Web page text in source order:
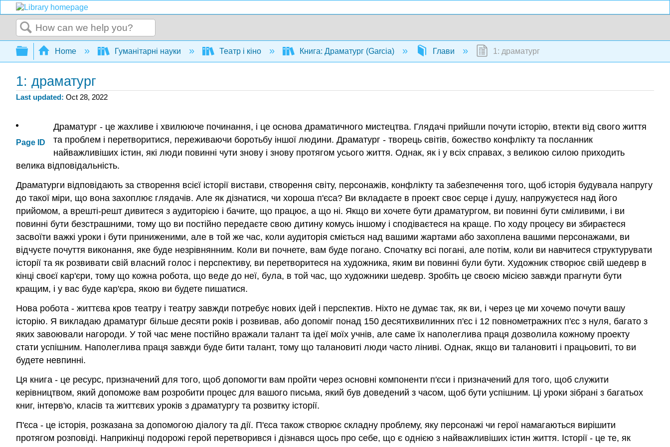
Search
Expand/collapse global hierarchy
Home Гуманітарні науки Театр і кіно Книга: Драматург (Garcia) Глави 1: драматург
1: драматург
Last updated Oct 28, 2022
Page ID
Драматург - це жахливе і хвилююче починання, і це основа драматичного мистецтва. Глядачі прийшли почути історію, втекти від свого життя
та проблем і перетворитися, переживаючи боротьбу іншої людини. Драматург - творець світів, божество конфлікту та посланник
найважливіших істин, які люди повинні чути знову і знову протягом усього життя. Однак, як і у всіх справах, з великою силою приходить
велика відповідальність.
Драматурги відповідають за створення всієї історії вистави, створення світу, персонажів, конфлікту та забезпечення того, щоб історія будувала напругу
до такої міри, що вона захоплює глядачів. Але як дізнатися, чи хороша п'єса? Ви вкладаєте в проект своє серце і душу, напружуєтеся над його
прийомом, а врешті-решт дивитеся з аудиторією і бачите, що працює, а що ні. Якщо ви хочете бути драматургом, ви повинні бути сміливими, і ви
повинні бути безстрашними, тому що ви постійно передаєте свою дитину комусь іншому і сподіваєтеся на краще. По ходу процесу ви збираєтеся
засвоїти важкі уроки і бути приниженими, але в той же час, коли аудиторія сміється над вашими жартами або захоплена вашими персонажами, ви
відчуєте почуття виконання, яке буде незрівнянним. Коли ви почнете, вам буде погано. Спочатку всі погані, але потім, коли ви навчитеся структурувати
історії та як розвивати свій власний голос і перспективу, ви перетворитеся на художника, яким ви повинні були бути. Художник створює свій шедевр в
кінці своєї кар'єри, тому що кожна робота, що веде до неї, була, в той час, що художники шедевр. Зробіть це своєю місією завжди прагнути бути
кращим, і у вас буде кар'єра, якою ви будете пишатися.
Нова робота - життєва кров театру і театру завжди потребує нових ідей і перспектив. Ніхто не думає так, як ви, і через це ми хочемо почути вашу
історію. Я викладаю драматург більше десяти років і розвивав, або допоміг понад 150 десятихвилинних п'єс і 12 повнометражних п'єс з нуля, багато з
яких завоювали нагороди. У той час мене постійно вражали талант та ідеї моїх учнів, але саме їх наполеглива праця дозволила кожному проекту
стати успішним. Наполеглива праця завжди буде бити талант, тому що талановиті люди часто ліниві. Однак, якщо ви талановиті і працьовиті, то ви
будете невпинні.
Ця книга - це ресурс, призначений для того, щоб допомогти вам пройти через основні компоненти п'єси і призначений для того, щоб служити
керівництвом, який допоможе вам розробити процес для вашого письма, який був доведений з часом, щоб бути успішним. Ці уроки зібрані з багатьох
книг, інтерв'ю, класів та життєвих уроків з драматургу та розвитку історії.
П'єса - це історія, розказана за допомогою діалогу та дії. П'єса також створює складну проблему, яку персонажі чи герої намагаються вирішити
протягом розповіді. Наприкінці подорожі герой перетворився і дізнався щось про себе, що є однією з найважливіших істин життя. Історії - це те, як